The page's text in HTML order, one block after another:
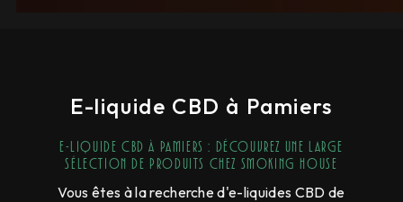
E-liquide CBD à Pamiers
E-liquide CBD à Pamiers : Découvrez une large
sélection de produits chez Smoking House
Vous êtes à la recherche d'e-liquides CBD de